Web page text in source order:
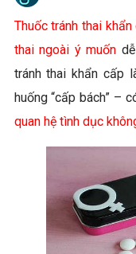
Thuốc tránh thai khẩn
thai ngoài ý muốn
tránh thai khẩn cấp
huống “cấp bách” –
quan hệ tình dục